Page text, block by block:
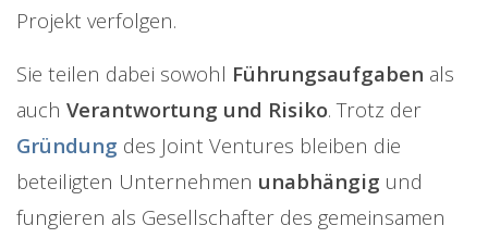
Projekt verfolgen.
Sie teilen dabei sowohl Führungsaufgaben als
auch Verantwortung und Risiko. Trotz der
Gründung des Joint Ventures bleiben die
beteiligten Unternehmen unabhängig und
fungieren als Gesellschafter des gemeinsamen